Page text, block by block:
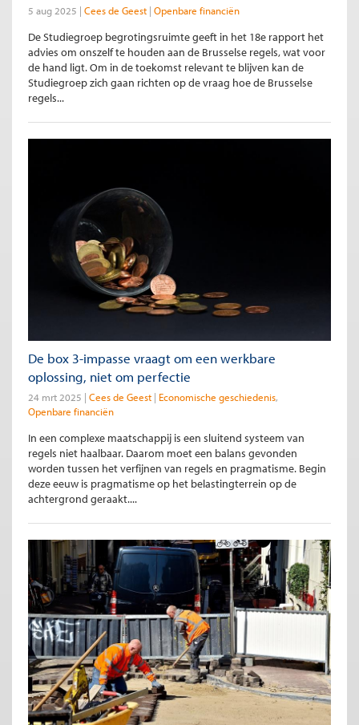
5 aug 2025 Cees de Geest Openbare financiën
De Studiegroep begrotingsruimte geeft in het 18e rapport het
advies om onszelf te houden aan de Brusselse regels, wat voor
de hand ligt. Om in de toekomst relevant te blijven kan de
Studiegroep zich gaan richten op de vraag hoe de Brusselse
regels...
De box 3-impasse vraagt om een werkbare
oplossing, niet om perfectie
24 mrt 2025 Cees de Geest
Economische geschiedenis
Openbare financiën
In een complexe maatschappij is een sluitend systeem van
regels niet haalbaar. Daarom moet een balans gevonden
worden tussen het verfijnen van regels en pragmatisme. Begin
deze eeuw is pragmatisme op het belastingterrein op de
achtergrond geraakt....